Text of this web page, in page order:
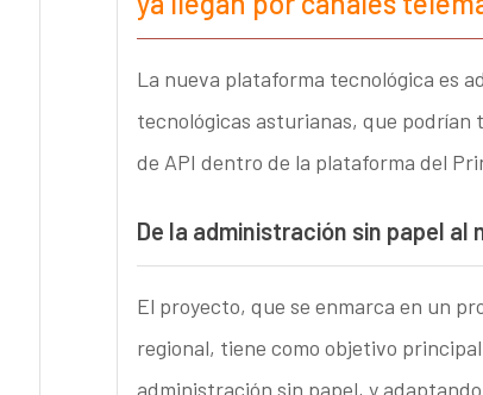
La nueva plataforma tecnológica es
tecnológicas asturianas, que podrían
de API dentro de la plataforma del
De la administración sin papel al
El proyecto, que se enmarca en un
regional, tiene como objetivo
administración sin papel, y